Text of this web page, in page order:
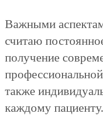
Важными
считаю
получение
также
каждому пациенту.